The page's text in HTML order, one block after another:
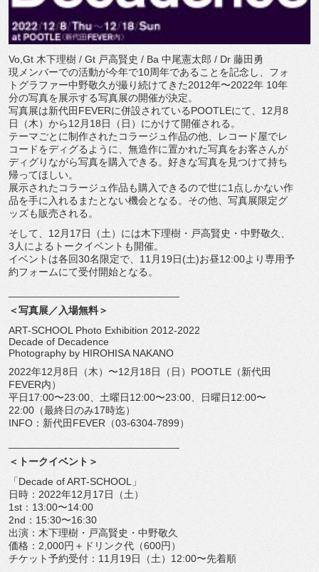
Vo,Gt 木下理樹 / Gt 戸高賢史 / Ba 中尾憲太郎 / Dr 藤田勇
現メンバーでの活動が今年で10周年であることを記念し、 フォ
トグラファー中野敬久が撮り続けてきた2012年〜2022年 10年
分の写真を展示する写真展の開催が決定。
写真展は新代田FEVERに併設されているPOOTLEにて、 12月8
日（木）から12月18日（日）にかけて開催される。
テーマごとに制作されたコラージュ作品の他、
レコード屋でレ
コードをディグるように、 無造作に置かれた写真をお客さんが
ディグりながら写真を購入でき る。好きな写真を見つけて持ち
帰ってほしい。
展示されたコラージュ作品も購入できるので世に1点しかない作
品を手に入れるまたとない機会となる。その他、 写真展限定グ
ッズも販売される。
そして、12月17日（土）には木下理樹・戸高賢史・中野敬久、
3人によるトークイベントも開催。
イベントは各回30名限定で、11月19日(土)お昼12:00より専用予
約フォームにて受付開始となる。
＜写真展／入場無料＞
ART-SCHOOL Photo Exhibition 2012-2022
Decade of Decadence
Photography by HIROHISA NAKANO
2022年12月8日（木）〜12月18日（日）POOTLE（新代田
FEVER内）
平日17:00〜23:00、土曜日12:00〜23:00、
日曜日12:00〜
22:00（最終日のみ17時迄）
INFO：新代田FEVER（03-6304-7899）
＜トークイベント＞
「Decade of ART-SCHOOL」
日時：2022年12月17日（土）
1st：13:00〜14:00
2nd：15:30〜16:30
出演：木下理樹・戸高賢史・中野敬久
価格：2,000円＋ドリンク代（600円）
チケット予約受付：11月19日（土）12:00〜先着順